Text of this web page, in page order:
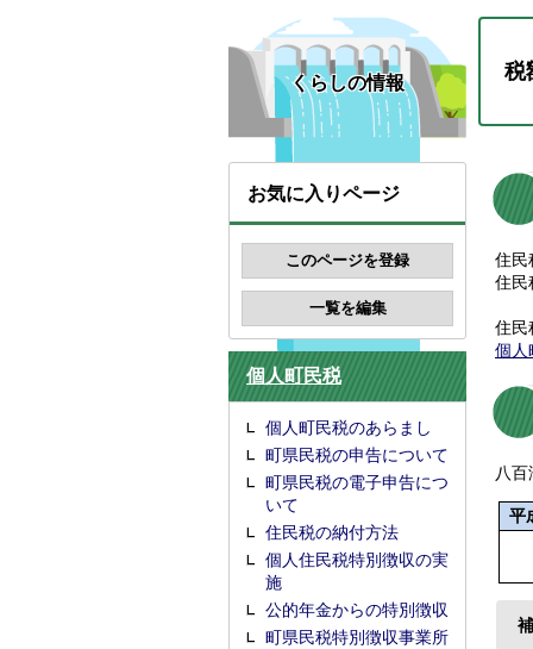
くらしの情報
お気に入りページ
個人町民税
個人町民税のあらまし
町県民税の申告について
町県民税の電子申告につ
いて
住民税の納付方法
個人住民税特別徴収の実
施
公的年金からの特別徴収
町県民税特別徴収事業所
税
住民
住民
住民
個人
八
平